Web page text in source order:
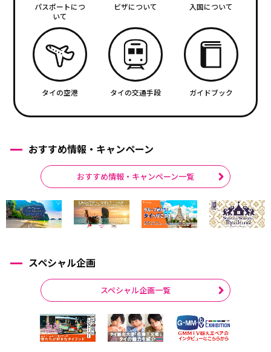
パスポートにつ
いて
ビザについて 入国について
タイの空港 タイの交通手段 ガイドブック
おすすめ情報・キャンペーン
おすすめ情報・キャンペーン一覧
スペシャル企画
スペシャル企画一覧